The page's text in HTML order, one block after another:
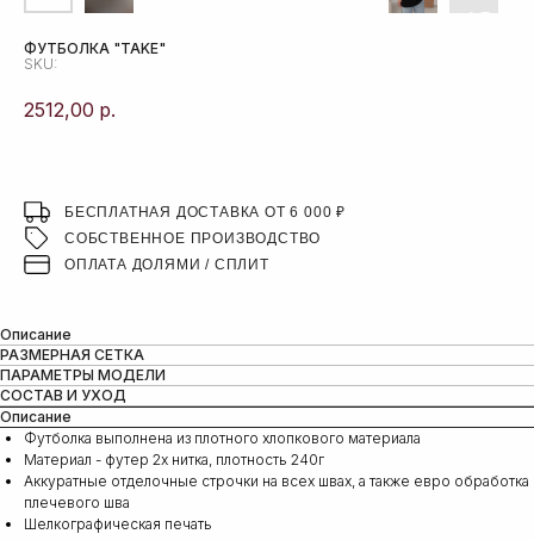
ФУТБОЛКА "TAKE"
SKU:
2512,00 р.
БЕСПЛАТНАЯ ДОСТАВКА ОТ 6 000 ₽
СОБСТВЕННОЕ ПРОИЗВОДСТВО
ОПЛАТА ДОЛЯМИ / СПЛИТ
Описание
РАЗМЕРНАЯ СЕТКА
ПАРАМЕТРЫ МОДЕЛИ
СОСТАВ И УХОД
Описание
Футболка выполнена из плотного хлопкового материала
Материал - футер 2х нитка, плотность 240г
Аккуратные отделочные строчки на всех швах, а также евро обработка
плечевого шва
Шелкографическая печать